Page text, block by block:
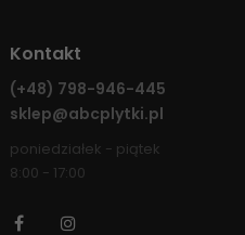
Kontakt
(+48) 798-946-445
sklep@abcplytki.pl
poniedziałek - piątek
8:00 - 17:00
Facebook